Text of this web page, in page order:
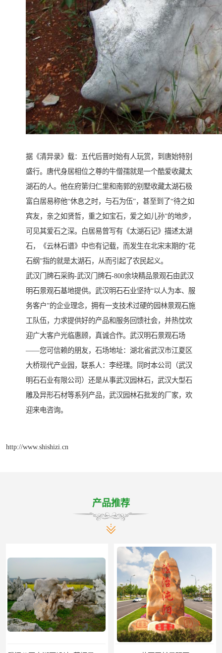
据《清异录》载：五代后晋时始有人玩赏，到唐始特别
盛行。唐代身居相位之尊的牛僧孺就是一个酷爱收藏太
湖石的人。他在府第归仁里和南郭的别墅收藏太湖石极
富白居易称他“休息之时，与石为伍”，甚至到了“待之如
宾友，亲之如贤哲，重之如宝石，爱之如儿孙”的地步，
可见其爱石之深。白居易曾写有《太湖石记》描述太湖
石，《云林石谱》中也有记载，而发生在北宋末期的“花
石纲”指的就是太湖石，从而引起了农民起义。
武汉门牌石采购-武汉门牌石-800余块精品景观石由武汉
明石景观石基地提供。武汉明石石业坚持“以人为本、服
务客户”的企业理念，拥有一支技术过硬的园林景观石施
工队伍，力求提供好的产品和服务回馈社会，并热忱欢
迎广大客户光临惠顾，真诚合作。武汉明石景观石场
——您可信赖的朋友，石场地址：湖北省武汉市江夏区
大桥现代产业园，联系人：李经理。同时本公司（武汉
明石石业有限公司）还是从事武汉园林石，武汉大型石
雕及异形石材等系列产品，武汉园林石批发的厂家，欢
迎来电咨询。
http://www.shishizi.cn
产品推荐